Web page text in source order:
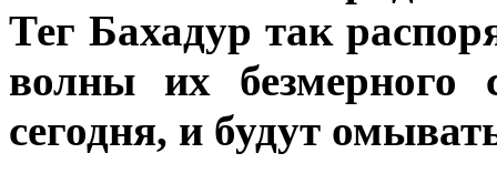
Тег Бахадур так
волны их
сегодня, и будут